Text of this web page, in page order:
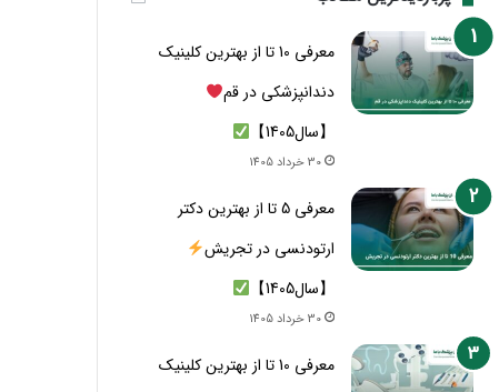
معرفی 10 تا از بهترین کلینیک
دندانپزشکی در قم
【سال1405】
30 خرداد 1405
معرفی 5 تا از بهترین دکتر
ارتودنسی در تجریش
【سال1405】
30 خرداد 1405
معرفی 10 تا از بهترین کلینیک